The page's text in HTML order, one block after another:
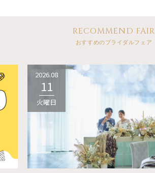
RECOMMEND FAIR
おすすめのブライダルフェア
2026.08
11
火曜日